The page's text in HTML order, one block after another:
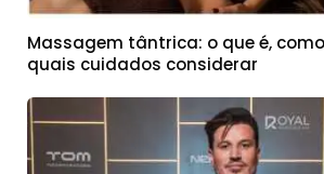
Massagem tântrica: o que é,
quais cuidados considerar